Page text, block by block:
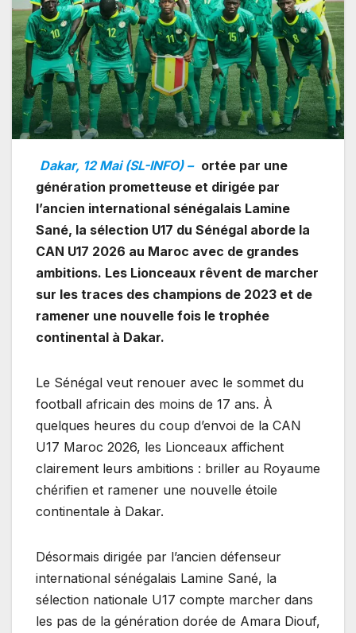
Dakar, 12 Mai (SL-INFO) – ortée par une
génération prometteuse et dirigée par
l’ancien international sénégalais Lamine
Sané, la sélection U17 du Sénégal aborde la
CAN U17 2026 au Maroc avec de grandes
ambitions. Les Lionceaux rêvent de marcher
sur les traces des champions de 2023 et de
ramener une nouvelle fois le trophée
continental à Dakar.
Le Sénégal veut renouer avec le sommet du
football africain des moins de 17 ans. À
quelques heures du coup d’envoi de la CAN
U17 Maroc 2026, les Lionceaux affichent
clairement leurs ambitions : briller au Royaume
chérifien et ramener une nouvelle étoile
continentale à Dakar.
Désormais dirigée par l’ancien défenseur
international sénégalais Lamine Sané, la
sélection nationale U17 compte marcher dans
les pas de la génération dorée de Amara Diouf,